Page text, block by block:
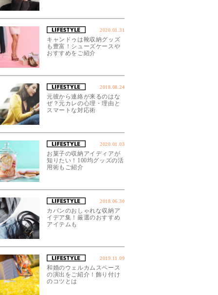
2020.01.31
キャンドゥは靴収納グッズ
も豊富！シューズケースや
おすすめをご紹介
2018.08.24
元彼から連絡が来るのはな
ぜ？元カレの心理・理由と
スマートな対応術
2020.01.03
お菓子の収納アイディアが
知りたい！100均グッズの活
用術もご紹介
2018.06.30
カバンのおしゃれな収納ア
イデア集！厳選のおすすめ
アイテムも
2019.11.09
和婚のウェルカムスペース
の演出をご紹介！飾り付け
のコツとは